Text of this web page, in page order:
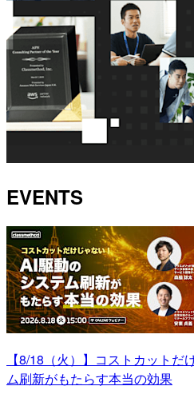
EVENTS
【8/18（火）】コストカット
ム刷新がもたらす本当の効果